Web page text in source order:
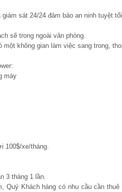
sát 24/24 đảm bảo an ninh tuyệt
sẽ trong ngoài văn phòng.
không gian làm việc sang trong,
máy
xe/tháng.
3 tháng 1 lần.
Khách hàng có nhu cầu cần